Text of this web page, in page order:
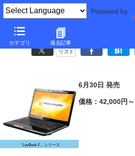
Powered by
カテゴリ 過去記事
マウス、42,000円からの15.6型ス
リスト
「LovBook F」シリーズ
6月30日 発売
価格：42,000円～